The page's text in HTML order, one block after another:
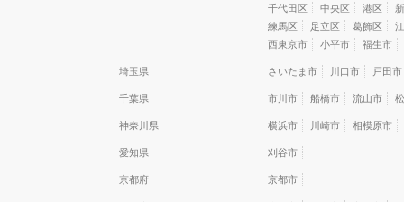
千代田区 中央区 港区
練馬区
足立区 葛飾区
西東京市
小平市 福生市
埼玉県 さいたま市 川口市 戸田市
千葉県 市川市 船橋市 流山市
神奈川県 横浜市 川崎市 相模原市
愛知県 刈谷市
京都府 京都市